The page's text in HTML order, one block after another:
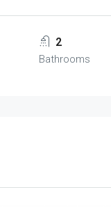
2
Bathrooms